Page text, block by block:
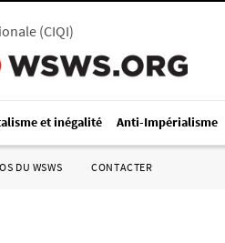
(CIQI)
et inégalité Anti-Impérialisme
DU WSWS CONTACTER